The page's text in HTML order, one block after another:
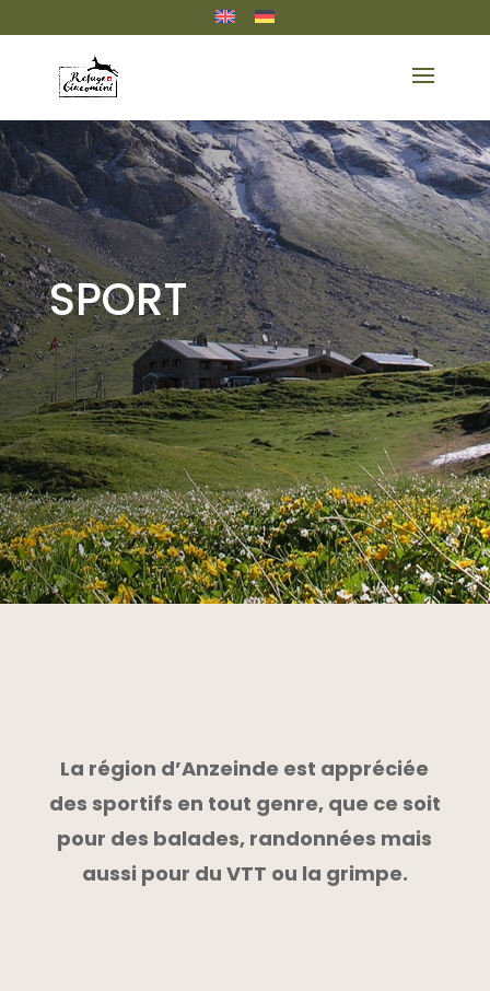
SPORT
La région d’Anzeinde est appréciée
des sportifs en tout genre, que ce soit
pour des balades, randonnées mais
aussi pour du VTT ou la grimpe.